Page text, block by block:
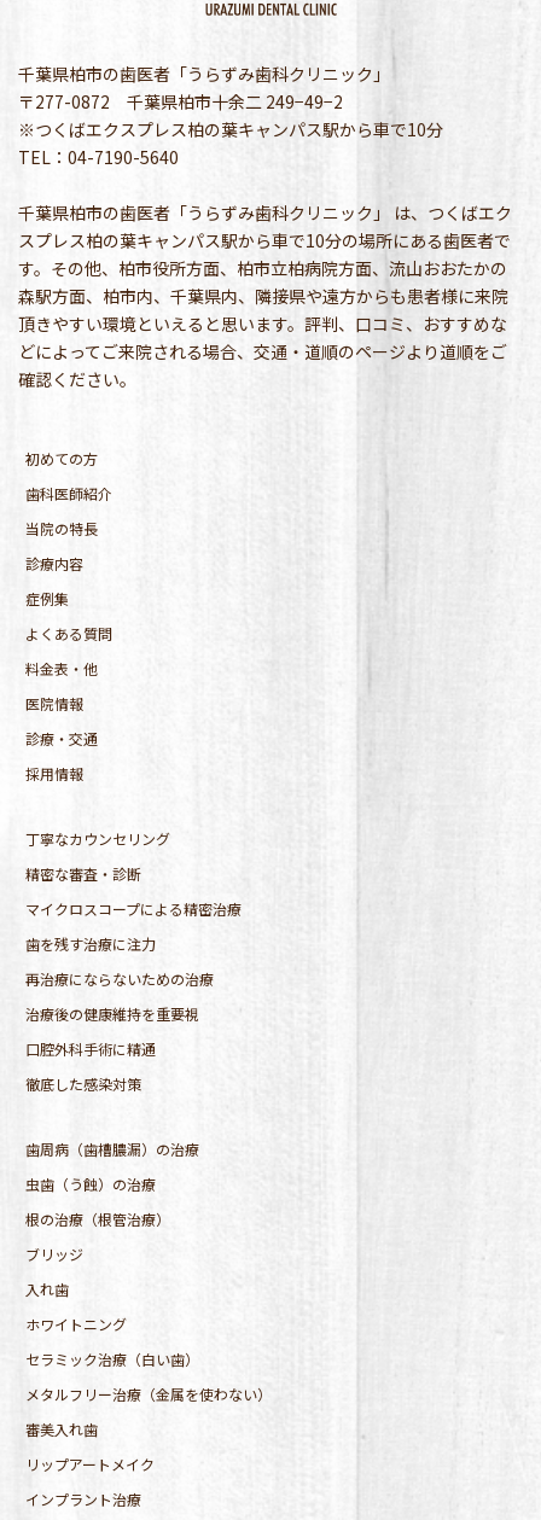
千葉県柏市の歯医者「うらずみ歯科クリニック」
〒277-0872 千葉県柏市十余二 249−49−2
※つくばエクスプレス柏の葉キャンパス駅から車で10分
TEL：04-7190-5640
千葉県柏市の歯医者「うらずみ歯科クリニック」 は、つくばエク
スプレス柏の葉キャンパス駅から車で10分の場所にある歯医者で
す。その他、柏市役所方面、柏市立柏病院方面、流山おおたかの
森駅方面、柏市内、千葉県内、隣接県や遠方からも患者様に来院
頂きやすい環境といえると思います。評判、口コミ、おすすめな
どによってご来院される場合、交通・道順のページより道順をご
確認ください。
初めての方
歯科医師紹介
当院の特長
診療内容
症例集
よくある質問
料金表・他
医院情報
診療・交通
採用情報
丁寧なカウンセリング
精密な審査・診断
マイクロスコープによる精密治療
歯を残す治療に注力
再治療にならないための治療
治療後の健康維持を重要視
口腔外科手術に精通
徹底した感染対策
歯周病（歯槽膿漏）の治療
虫歯（う蝕）の治療
根の治療（根管治療）
ブリッジ
入れ歯
ホワイトニング
セラミック治療（白い歯）
メタルフリー治療（金属を使わない）
審美入れ歯
リップアートメイク
インプラント治療